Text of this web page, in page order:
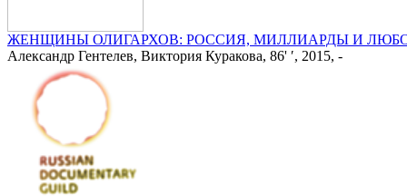
ЖЕНЩИНЫ ОЛИГАРХОВ: РОССИЯ, МИЛЛИАРДЫ И
Александр Гентелев, Виктория Куракова, 86' ′, 2015, -